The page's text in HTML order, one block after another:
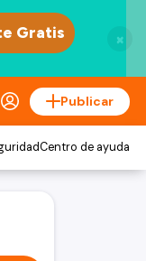
×
Publicar
Centro de ayuda